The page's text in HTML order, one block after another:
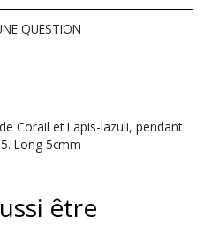
QUESTION
Corail et Lapis-lazuli, pendant
Long 5cmm
être